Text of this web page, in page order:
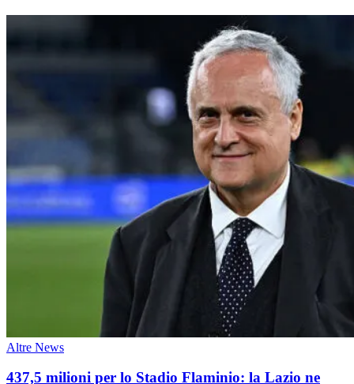
Altre News
437,5 milioni per lo Stadio Flaminio: la Lazio ne